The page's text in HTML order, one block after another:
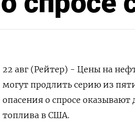
22 авг (Рейтер) - Цены на
могут продлить серию из
опасения о спросе
топлива в США.